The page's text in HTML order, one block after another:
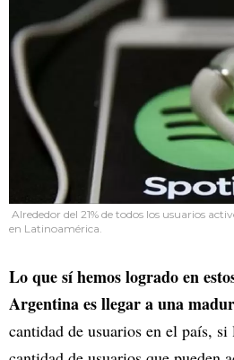
Alrededor del 21% de todos los usuarios
en Latinoamérica.
Lo que sí hemos logrado en
Argentina es llegar a una
cantidad de usuarios en el país,